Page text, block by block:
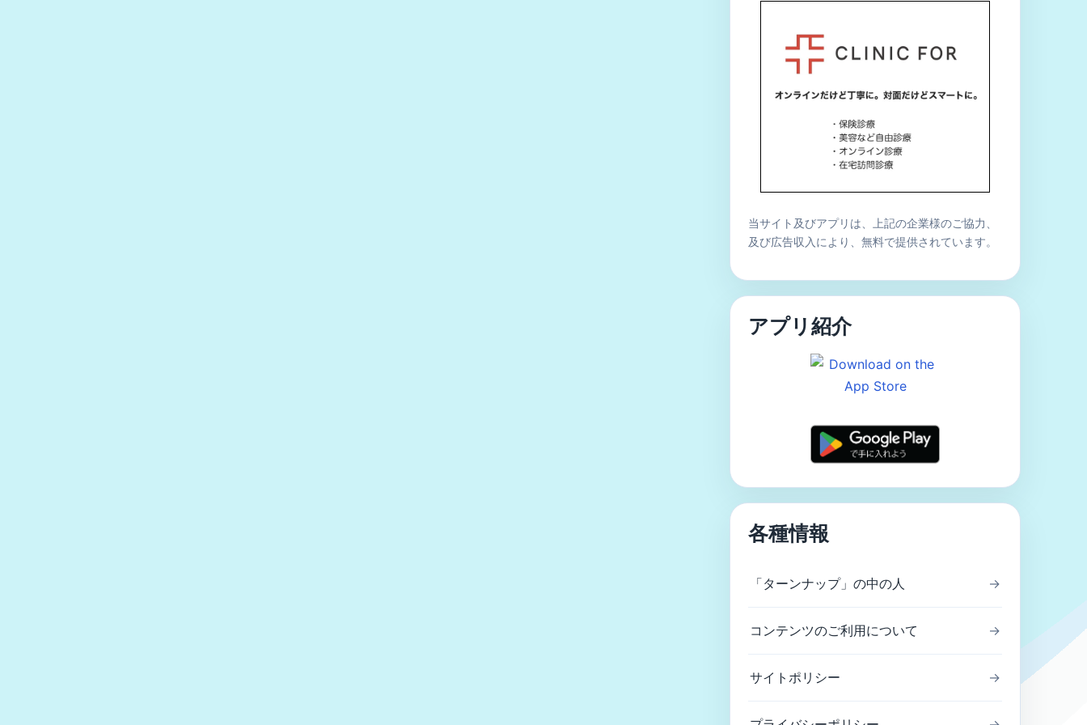
当サイト及びアプリは、上記の企業様のご協力、
及び広告収入により、無料で提供されています。
アプリ紹介
各種情報
「ターンナップ」の中の人 →
コンテンツのご利用について →
サイトポリシー →